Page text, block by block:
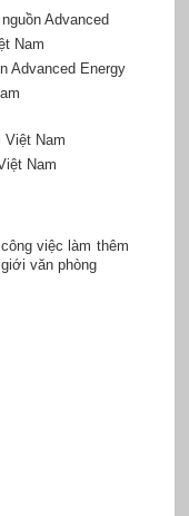
Advanced Energy
Nam
việc làm thêm
văn phòng